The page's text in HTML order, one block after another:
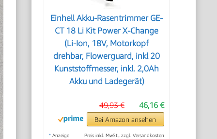
Einhell Akku-Rasentrimmer GE-
CT 18 Li Kit Power X-Change
(Li-Ion, 18V, Motorkopf
drehbar, Flowerguard, inkl 20
Kunststoffmesser, inkl. 2,0Ah
Akku und Ladegerät)
46,16 €
49,93 €
Bei Amazon ansehen
* Anzeige Preis inkl. MwSt., zzgl. Versandkosten